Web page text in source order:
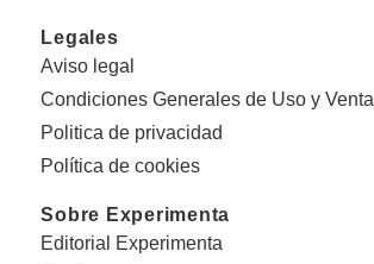
Legales
Aviso legal
Condiciones Generales de Uso y Venta
Politica de privacidad
Política de cookies
Sobre Experimenta
Editorial Experimenta